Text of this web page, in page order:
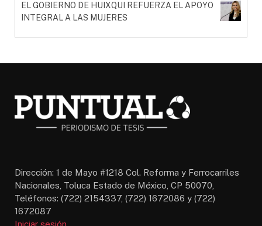
EL GOBIERNO DE HUIXQUI REFUERZA EL APOYO
INTEGRAL A LAS MUJERES
Dirección: 1 de Mayo #1218 Col. Reforma y Ferrocarriles
Nacionales, Toluca Estado de México, CP 50070,
Teléfonos: (722) 2154337, (722) 1672086 y (722)
1672087
Iniciar sesión